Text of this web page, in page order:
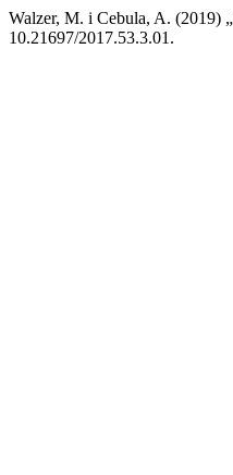
Walzer, M. i Cebula, A. (2019)
10.21697/2017.53.3.01.